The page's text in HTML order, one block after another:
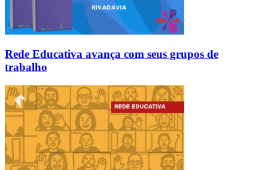
Rede Educativa avança com seus grupos de
trabalho